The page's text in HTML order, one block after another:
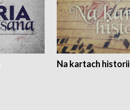
Na kartach historii